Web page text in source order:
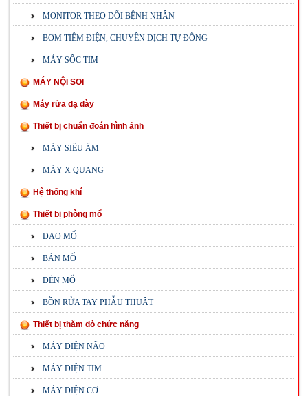
MONITOR THEO DÕI BỆNH NHÂN
BƠM TIÊM ĐIỆN, CHUYỀN DỊCH TỰ ĐỘNG
MÁY SỐC TIM
MÁY NỘI SOI
Máy rửa dạ dày
Thiết bị chuẩn đoán hình ảnh
MÁY SIÊU ÂM
MÁY X QUANG
Hệ thống khí
Thiết bị phòng mổ
DAO MỔ
BÀN MỔ
ĐÈN MỔ
BỒN RỬA TAY PHẪU THUẬT
Thiết bị thăm dò chức năng
MÁY ĐIỆN NÃO
MÁY ĐIỆN TIM
MÁY ĐIỆN CƠ